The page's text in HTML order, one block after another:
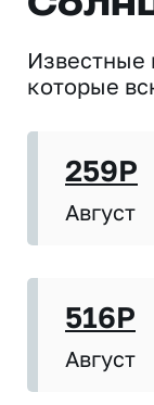
Известные
которые
259P
Август
516P
Август